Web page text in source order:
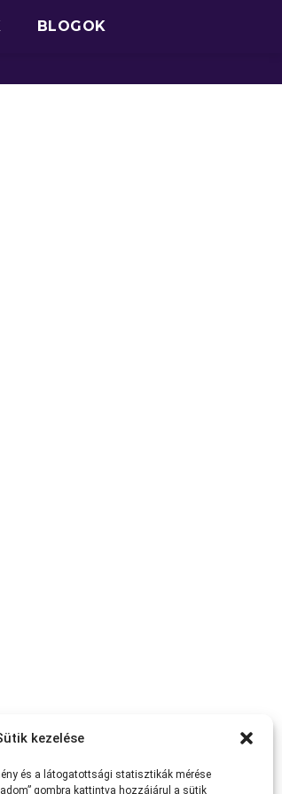
kezelése
és a látogatottsági statisztikák mérése
gombra kattintva hozzájárul a sütik
BLOGOK